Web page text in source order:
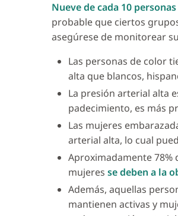
Nueve de cada 10 personas
probable que ciertos
asegúrese de monitorear
Las personas de color
alta que blancos,
La presión arterial alta
padecimiento, es más
Las mujeres
arterial alta, lo cual
Aproximadamente 78%
mujeres se deben a la
Además, aquellas
mantienen activas y